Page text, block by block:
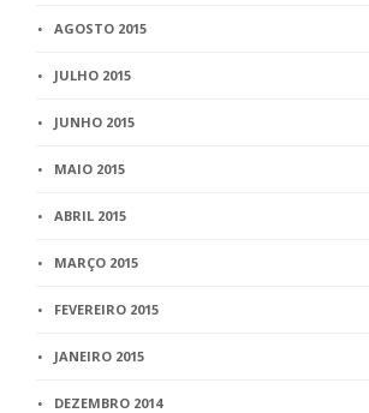
AGOSTO 2015
JULHO 2015
JUNHO 2015
MAIO 2015
ABRIL 2015
MARÇO 2015
FEVEREIRO 2015
JANEIRO 2015
DEZEMBRO 2014